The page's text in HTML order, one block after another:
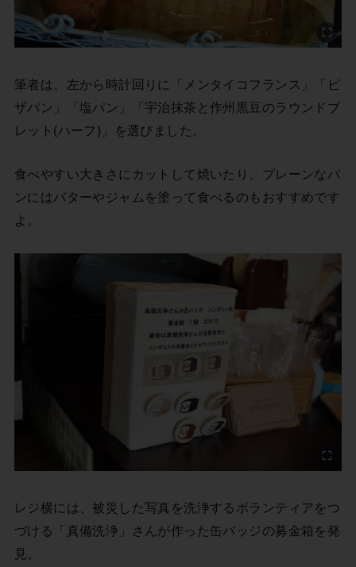
筆者は、左から時計回りに「メンタイコフランス」「ピ
ザパン」「塩パン」「宇治抹茶と作州黒豆のラウンドブ
レット(ハーフ)」を選びました。
食べやすい大きさにカットして焼いたり、プレーンなパ
ンにはバターやジャムを塗って食べるのもおすすめです
よ。
レジ横には、被災した写真を洗浄するボランティアをつ
づける「真備洗浄」さんが作った缶バッジの募金箱を発
見。